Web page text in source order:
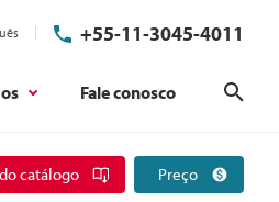
+55-11-3045-4011
Fale conosco
catálogo Preço